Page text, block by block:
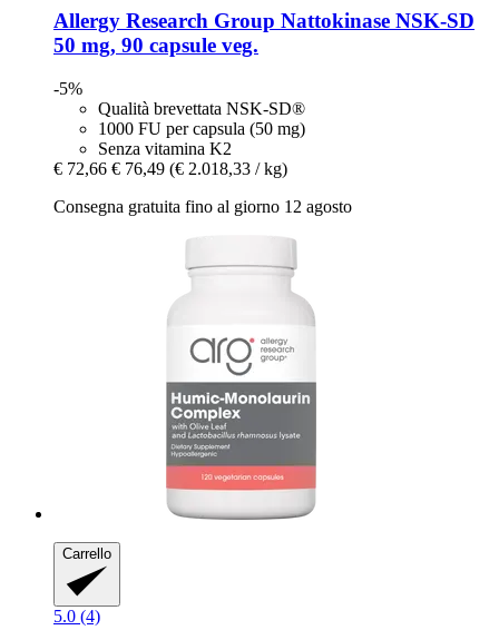
Allergy Research Group Nattokinase NSK-​SD
50 mg, 90 capsule veg.
-5%
Qualità brevettata NSK-SD®
1000 FU per capsula (50 mg)
Senza vitamina K2
€ 72,66 € 76,49 (€ 2.018,33 / kg)
Consegna gratuita fino al giorno 12 agosto
Carrello
5.0 (4)